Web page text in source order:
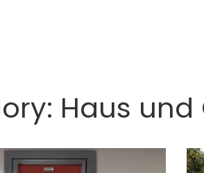
Haus